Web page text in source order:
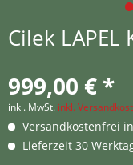
Cilek
999,00 € *
inkl. MwSt. inkl.
Versandkostenfrei
Lieferzeit 30